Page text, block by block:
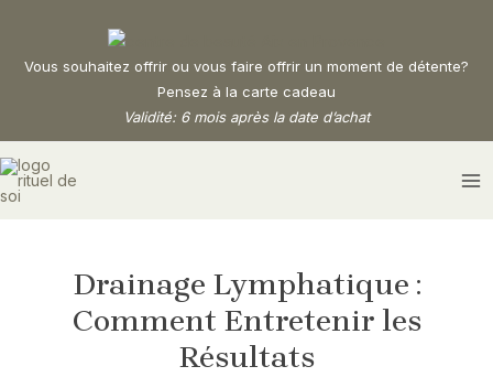
contenu
Vous souhaitez offrir ou vous faire offrir un moment de détente?
Pensez à la carte cadeau
Validité: 6 mois après la date d’achat
Drainage Lymphatique :
Comment Entretenir les
Résultats
articles